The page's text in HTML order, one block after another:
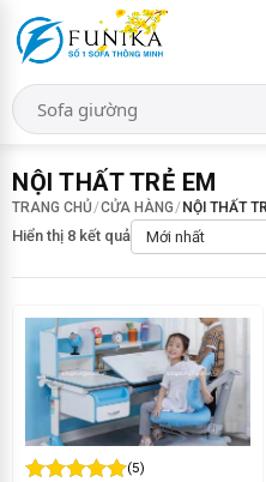
NỘI THẤT TRẺ EM
TRANG CHỦ/CỬA HÀNG/ NỘI THẤT
Hiển thị 8 kết quả
(5)